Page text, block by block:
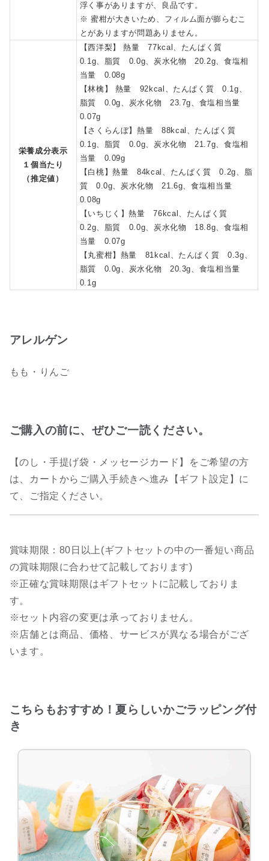
浮く事がありますが、良品です。
※ 蜜柑が大きいため、フィルム面が膨らむこ
とがありますが問題ありません。
栄養成分表示
１個当たり
（推定値）
【西洋梨】 熱量 77kcal、たんぱく質
0.1g、脂質 0.0g、炭水化物 20.2g、食塩相
当量 0.08g
【林檎】 熱量 92kcal、たんぱく質 0.1g、
脂質 0.0g、炭水化物 23.7g、食塩相当量
0.07g
【さくらんぼ】熱量 88kcal、たんぱく質
0.1g、脂質 0.0g、炭水化物 21.7g、食塩相
当量 0.09g
【白桃】熱量 84kcal、たんぱく質 0.2g、脂
質 0.0g、炭水化物 21.6g、食塩相当量
0.08g
【いちじく】熱量 76kcal、たんぱく質
0.2g、脂質 0.0g、炭水化物 18.8g、食塩相
当量 0.07g
【丸蜜柑】熱量 81kcal、たんぱく質 0.3g、
脂質 0.0g、炭水化物 20.3g、食塩相当量
0.1g
アレルゲン
もも・りんご
ご購入の前に、ぜひご一読ください。
【のし・手提げ袋・メッセージカード】をご希望の方
は、カートからご購入手続きへ進み【ギフト設定】に
て、ご指定ください。
賞味期限：80日以上(ギフトセットの中の一番短い商品
の賞味期限に合わせて記載しております)
※正確な賞味期限はギフトセットに記載しておりま
す。
※セット内容の変更は承っておりません。
※店舗とは商品、価格、サービスが異なる場合がござ
います。
こちらもおすすめ！夏らしいかごラッピング付
き